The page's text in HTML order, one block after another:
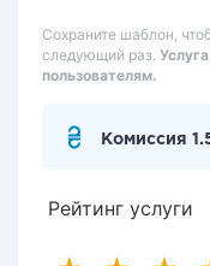
Сохраните шаблон,
следующий раз.
пользователям.
Комиссия
Рейтинг услуги